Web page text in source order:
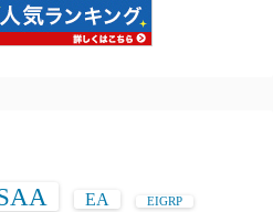
EA EIGRP